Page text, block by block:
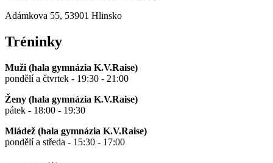
Adámkova 55, 53901 Hlinsko
Tréninky
Muži (hala gymnázia K.V.Raise)
pondělí a čtvrtek - 19:30 - 21:00
Ženy (hala gymnázia K.V.Raise)
pátek - 18:00 - 19:30
Mládež (hala gymnázia K.V.Raise)
pondělí a středa - 15:30 - 17:00